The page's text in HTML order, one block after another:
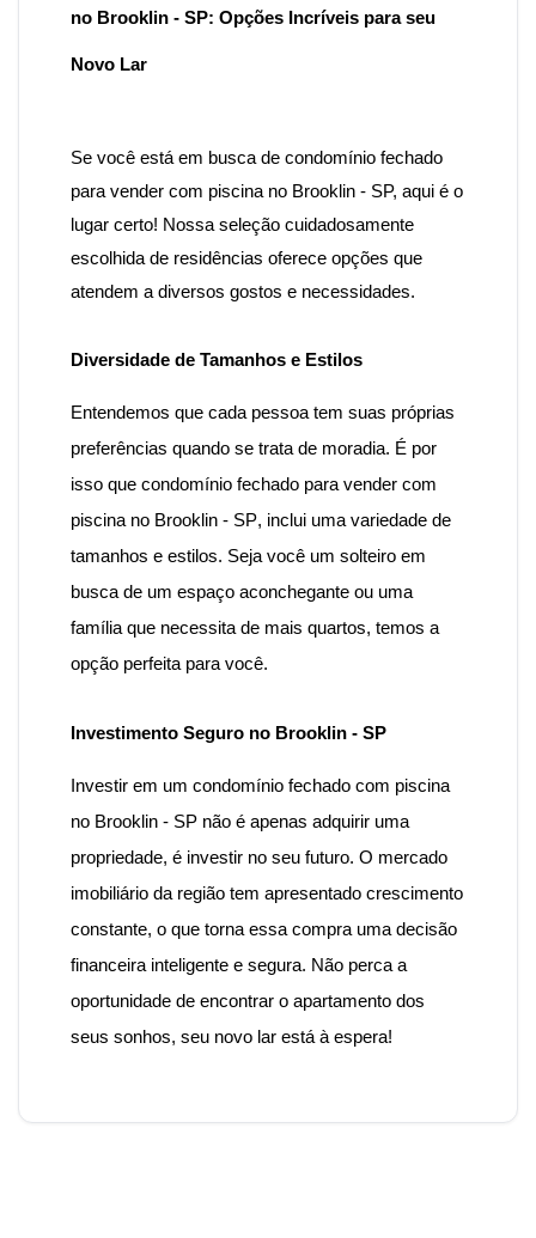
no Brooklin - SP: Opções Incríveis para seu
Novo Lar
Se você está em busca de condomínio fechado
para vender com piscina no Brooklin - SP, aqui é o
lugar certo! Nossa seleção cuidadosamente
escolhida de residências oferece opções que
atendem a diversos gostos e necessidades.
Diversidade de Tamanhos e Estilos
Entendemos que cada pessoa tem suas próprias
preferências quando se trata de moradia. É por
isso que condomínio fechado para vender com
piscina no Brooklin - SP, inclui uma variedade de
tamanhos e estilos. Seja você um solteiro em
busca de um espaço aconchegante ou uma
família que necessita de mais quartos, temos a
opção perfeita para você.
Investimento Seguro no Brooklin - SP
Investir em um condomínio fechado com piscina
no Brooklin - SP não é apenas adquirir uma
propriedade, é investir no seu futuro. O mercado
imobiliário da região tem apresentado crescimento
constante, o que torna essa compra uma decisão
financeira inteligente e segura. Não perca a
oportunidade de encontrar o apartamento dos
seus sonhos, seu novo lar está à espera!